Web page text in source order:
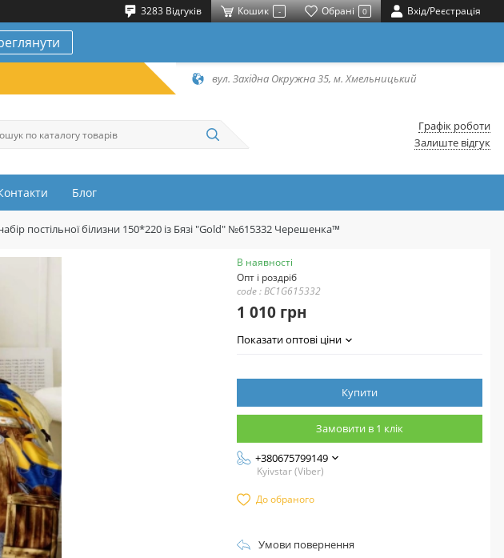
3283 Відгуків Кошик - Обрані 0 Вхід/Реєстрація
вул. Західна Окружна 35, м. Хмельницький
Графік роботи
Залиште відгук
Блог
постільної білизни 150*220 із Бязі "Gold" №615332 Черешенка™
В наявності
Опт і роздріб
code : BC1G615332
1 010 грн
Показати оптові ціни
Купити
Замовити в 1 клік
+380675799149
Kyivstar (Viber)
До обраного
Умови повернення